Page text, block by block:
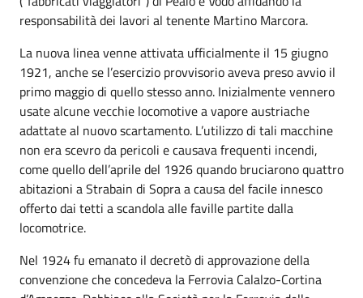
responsabilità dei lavori al tenente Martino Marcora.
La nuova linea venne attivata ufficialmente il 15 giugno
1921, anche se l’esercizio provvisorio aveva preso avvio il
primo maggio di quello stesso anno. Inizialmente vennero
usate alcune vecchie locomotive a vapore austriache
adattate al nuovo scartamento. L’utilizzo di tali macchine
non era scevro da pericoli e causava frequenti incendi,
come quello dell’aprile del 1926 quando bruciarono quattro
abitazioni a Strabain di Sopra a causa del facile innesco
offerto dai tetti a scandola alle faville partite dalla
locomotrice.
Nel 1924 fu emanato il decretò di approvazione della
convenzione che concedeva la Ferrovia Calalzo-Cortina